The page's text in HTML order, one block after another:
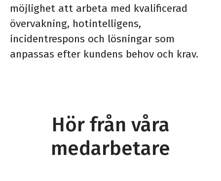
möjlighet att arbeta med kvalificerad
övervakning, hotintelligens,
incidentrespons och lösningar som
anpassas efter kundens behov och krav.
Hör från våra
medarbetare